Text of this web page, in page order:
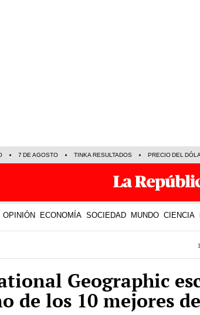
7 DE AGOSTO TINKA RESULTADOS PRECIO DEL
OPINIÓN ECONOMÍA SOCIEDAD MUNDO CIENCIA
Geographic
de los 10 mejores